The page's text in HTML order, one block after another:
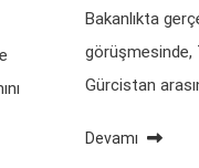
Bakanlıkta
görüşmesinde,
Gürcistan
Devamı